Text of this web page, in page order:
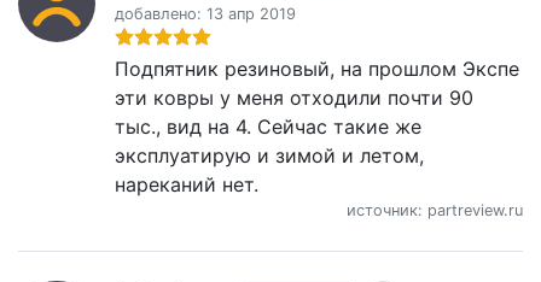
добавлено: 13 апр 2019
Подпятник резиновый, на прошлом Экспе
эти ковры у меня отходили почти 90
тыc., вид на 4. Сейчас такие же
эксплуатирую и зимой и летом,
нареканий нет.
источник: partreview.ru